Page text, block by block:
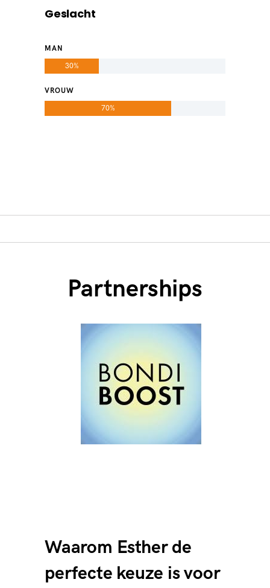
Geslacht
MAN
30%
VROUW
70%
Partnerships
Waarom Esther de
perfecte keuze is voor